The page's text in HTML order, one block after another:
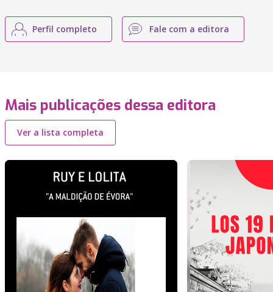
Perfil completo Fale com a editora
Mais publicações dessa editora
Ver a lista completa